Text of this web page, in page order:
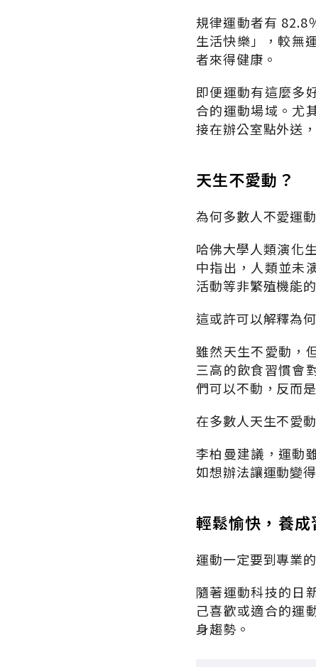
規律運動者有 82.8
生活快樂」，較無
者來得健康。
即便運動有這麼多
合的運動場域。尤
接在辦公室點外送
天生不愛動？
為何多數人不愛運
哈佛大學人類演化
中指出，人類並未
活動等非繁殖機能
這或許可以解釋為
雖然天生不愛動，
三高的飲食習慣會
們可以不動，反而
在多數人天生不愛
李柏曼建議，運動
如想辦法讓運動變
輕鬆愉快，養成
運動一定要到專業
隨著運動科技的日
己喜歡或適合的運
身趨勢。